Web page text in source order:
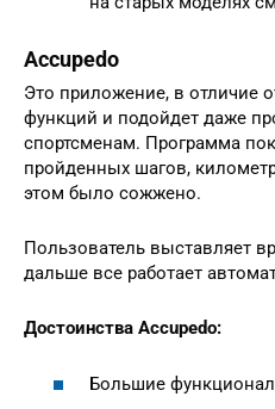
Accupedo
Это приложение, в отличие
функций и подойдет даже
спортсменам. Программа
пройденных шагов,
этом было сожжено.
Пользователь выставляет
дальше все работает
Достоинства Accupedo:
Большие